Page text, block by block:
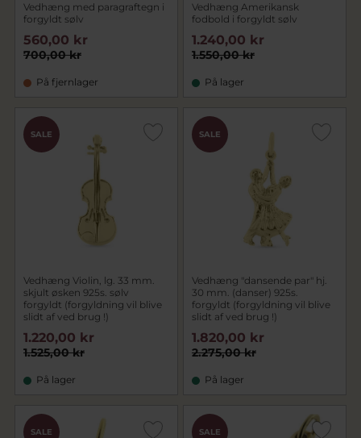
Vedhæng med paragraftegn i
forgyldt sølv
700,00 kr
560,00 kr
På fjernlager
Vedhæng Amerikansk
fodbold i forgyldt sølv
1.550,00 kr
1.240,00 kr
På lager
SALE
Vedhæng Violin, lg. 33 mm.
skjult øsken 925s. sølv
forgyldt (forgyldning vil blive
slidt af ved brug !)
1.525,00 kr
1.220,00 kr
På lager
SALE
Vedhæng "dansende par" hj.
30 mm. (danser) 925s.
forgyldt (forgyldning vil blive
slidt af ved brug !)
2.275,00 kr
1.820,00 kr
På lager
SALE SALE